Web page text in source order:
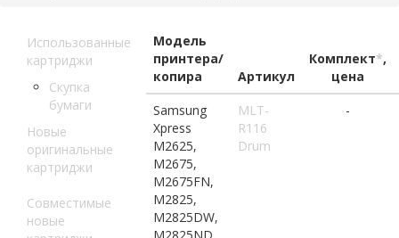
Использованные
картриджи
Скупка
бумаги
Новые
оригинальные
картриджи
Совместимые
новые
Модель
принтера/
копира
Артикул
Комплект*,
цена
Samsung
Xpress
M2625,
M2675,
M2675FN,
M2825,
M2825DW,
MLT-
R116
Drum
-